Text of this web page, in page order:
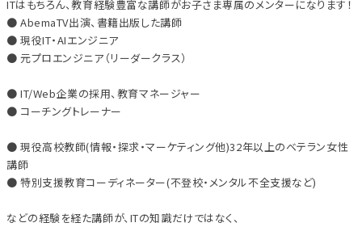
ITはもちろん、教育経験豊富な講師がお子さま専属のメンターになります！
● AbemaTV出演、書籍出版した講師
● 現役IT・AIエンジニア
● 元プロエンジニア（リーダークラス）
● IT/Web企業の採用、教育マネージャー
● コーチングトレーナー
● 現役高校教師(情報・探求・マーケティング他)32年以上のベテラン女性
講師
● 特別支援教育コーディネーター(不登校・メンタル不全支援など)
などの経験を経た講師が、ITの知識だけではなく、